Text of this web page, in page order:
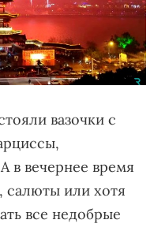
вазочки с
в вечернее время
салюты или хотя
все недобрые